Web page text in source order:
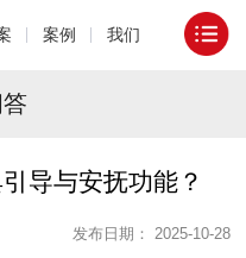
案例 我们
导与安抚功能？
发布日期： 2025-10-28